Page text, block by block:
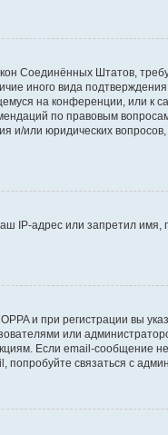
Соединённых Штатов,
иного вида
на конференции, или к
по правовым
и/или юридических
IP-адрес или запретил
и при регистрации вы
или
Если email-сообщение
связаться с